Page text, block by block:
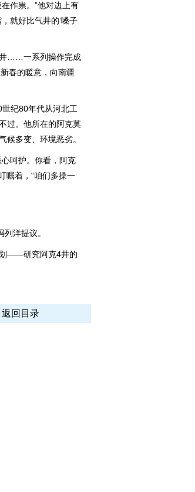
作祟。”他对边上有
就好比气井的‘嗓子
……一系列操作完成
春的暖意，向南疆
纪80年代从河北工
过。他所在的阿克莫
候多变、环境恶劣。
呵护。你看，阿克
嘱着，“咱们多操一
洋提议。
——研究阿克4井的
返回目录